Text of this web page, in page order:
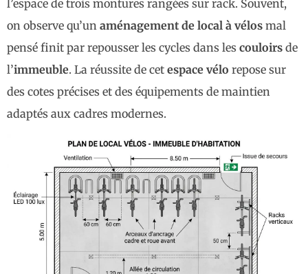
l’espace de trois montures rangées sur rack. Souvent,
on observe qu’un aménagement de local à vélos mal
pensé finit par repousser les cycles dans les couloirs de
l’immeuble. La réussite de cet espace vélo repose sur
des cotes précises et des équipements de maintien
adaptés aux cadres modernes.